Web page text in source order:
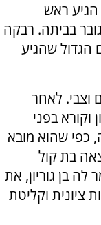
ראש
בביתה. רבקה
הגדול שהגיע
וצבי. לאחר
וקורא בפני
כפי שהוא מובא
בת קול
בן גוריון, את
ציונית וקליטת